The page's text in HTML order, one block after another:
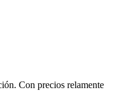
Con precios relamente